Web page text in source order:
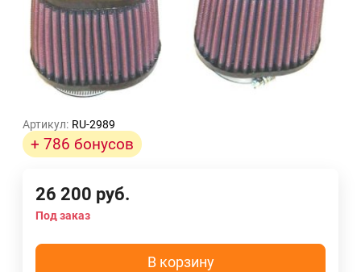
Артикул: RU-2989
+ 786 бонусов
26 200 руб.
Под заказ
В корзину